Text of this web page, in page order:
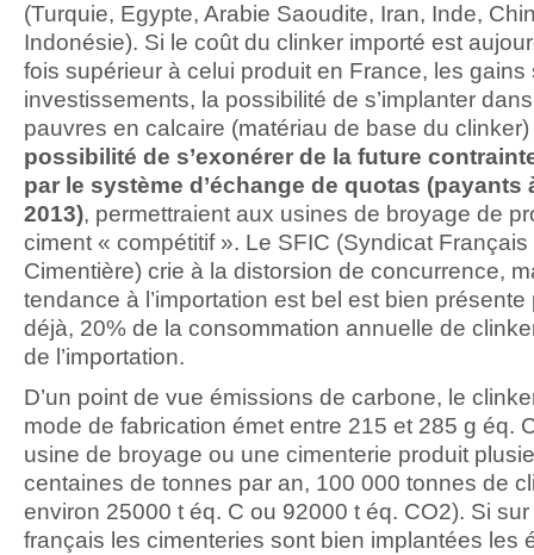
(Turquie, Egypte, Arabie Saoudite, Iran, Inde,
Indonésie). Si le coût du clinker importé est
fois supérieur à celui produit en France, les gains
investissements, la possibilité de s’implanter
pauvres en calcaire (matériau de base du clinker)
possibilité de s’exonérer de la future
par le système d’échange de quotas (payants
2013), permettraient aux usines de broyage de
ciment « compétitif ». Le SFIC (Syndicat Français
Cimentière) crie à la distorsion de concurrence,
tendance à l’importation est bel est bien présente
déjà, 20% de la consommation annuelle de
de l’importation.
D’un point de vue émissions de carbone, le
mode de fabrication émet entre 215 et 285 g éq.
usine de broyage ou une cimenterie produit
centaines de tonnes par an, 100 000 tonnes de
environ 25000 t éq. C ou 92000 t éq. CO2). Si sur
français les cimenteries sont bien implantées les